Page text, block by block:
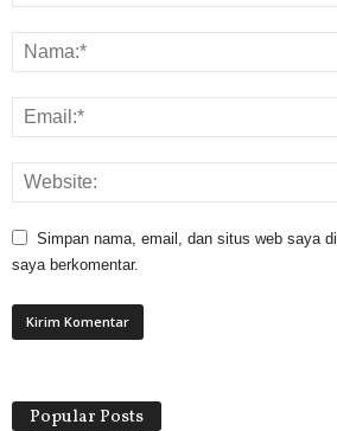
Simpan nama, email, dan situs web saya
saya berkomentar.
Popular Posts